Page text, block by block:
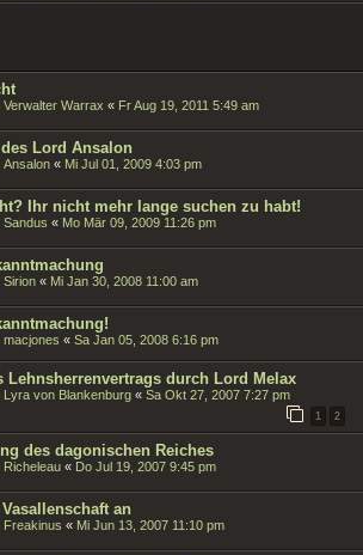
Verwalter Warrax « Fr Aug 19, 2011 5:49 am
Lord Ansalon
Ansalon « Mi Jul 01, 2009 4:03 pm
Ihr nicht mehr lange suchen zu habt!
Sandus « Mo Mär 09, 2009 11:26 pm
Sirion « Mi Jan 30, 2008 11:00 am
macjones « Sa Jan 05, 2008 6:16 pm
Lehnsherrenvertrags durch Lord Melax
Lyra von Blankenburg « Sa Okt 27, 2007 7:27 pm
1 2
des dagonischen Reiches
Richeleau « Do Jul 19, 2007 9:45 pm
an
Freakinus « Mi Jun 13, 2007 11:10 pm